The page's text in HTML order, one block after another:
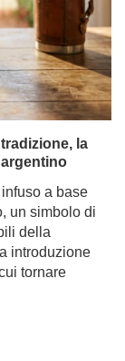
la
a base
un simbolo di
della
introduzione
tornare